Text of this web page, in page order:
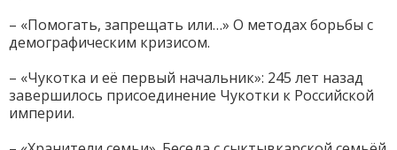
– «Помогать, запрещать или…» О методах борьбы с
демографическим кризисом.
– «Чукотка и её первый начальник»: 245 лет назад
завершилось присоединение Чукотки к Российской
империи.